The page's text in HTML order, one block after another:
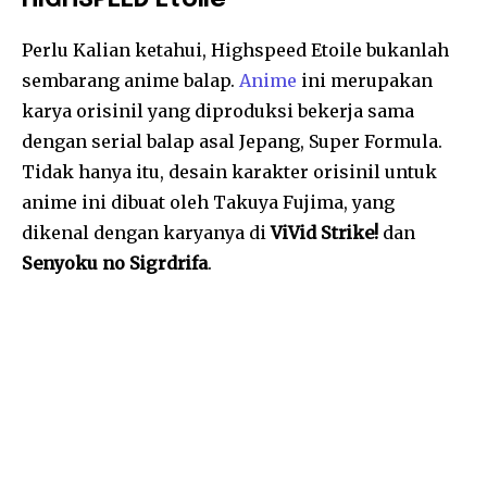
Perlu Kalian ketahui, Highspeed Etoile bukanlah
sembarang anime balap. Anime ini merupakan
karya orisinil yang diproduksi bekerja sama
dengan serial balap asal Jepang, Super Formula.
Tidak hanya itu, desain karakter orisinil untuk
anime ini dibuat oleh Takuya Fujima, yang
dikenal dengan karyanya diViVid Strike! dan
Senyoku no Sigrdrifa.